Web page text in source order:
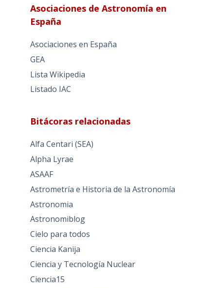
Asociaciones de Astronomía en
España
Asociaciones en España
GEA
Lista Wikipedia
Listado IAC
Bitácoras relacionadas
Alfa Centari (SEA)
Alpha Lyrae
ASAAF
Astrometría e Historia de la Astronomía
Astronomia
Astronomiblog
Cielo para todos
Ciencia Kanija
Ciencia y Tecnología Nuclear
Ciencia15